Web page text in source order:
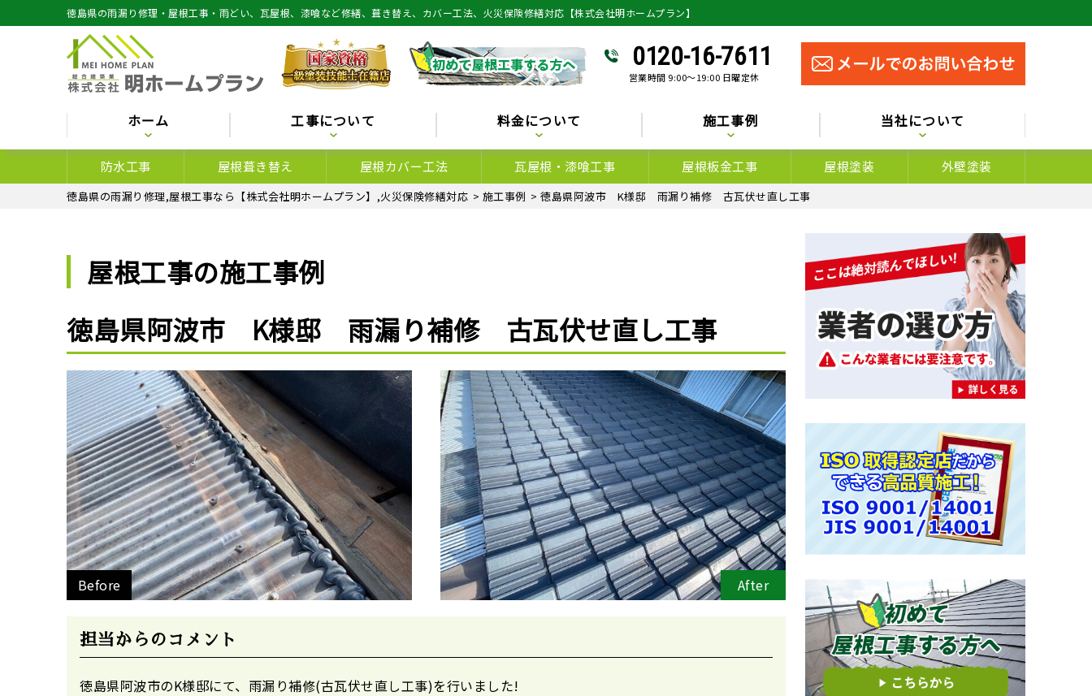
徳島県の雨漏り修理・屋根工事・雨どい、瓦屋根、漆喰など修繕、葺き替え、カバー工法、火災保険修繕対応【株式会社明ホームプラン】
0120-16-7611
営業時間 9:00～19:00 日曜定休
ホーム 工事について 料金について 施工事例 当社について
防水工事 屋根葺き替え 屋根カバー工法 瓦屋根・漆喰工事 屋根板金工事 屋根塗装 外壁塗装
徳島県の雨漏り修理,屋根工事なら【株式会社明ホームプラン】,火災保険修繕対応 > 施工事例 > 徳島県阿波市 K様邸 雨漏り補修 古瓦伏せ直し工事
屋根工事の施工事例
徳島県阿波市 K様邸 雨漏り補修 古瓦伏せ直し工事
Before After
担当からのコメント
徳島県阿波市のK様邸にて、雨漏り補修(古瓦伏せ直し工事)を行いました!